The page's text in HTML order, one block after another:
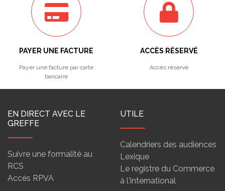
PAYER UNE FACTURE
Payer une facture par carte
bancaire
ACCÈS RÉSERVÉ
Accès réservé
EN DIRECT AVEC LE
GREFFE
Suivre une formalité au
RCS
Accès RPVA
UTILE
Calendriers des audiences
Lexique
Le registre du Commerce
à l'international